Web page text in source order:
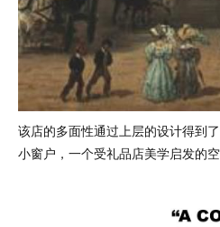
该店的多面性通过上层的设计得到
小窗户，一个受礼品店美学启发的